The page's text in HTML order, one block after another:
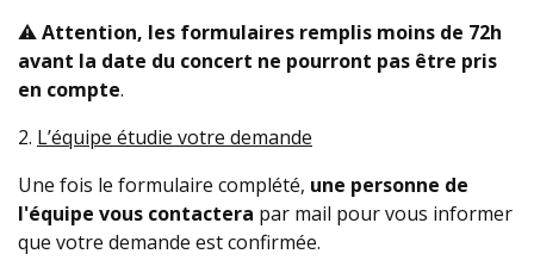
⚠️​Attention, les formulaires remplis moins de 72h
avant la date du concert ne pourront pas être pris
en compte.
2. L’équipe étudie votre demande
Une fois le formulaire complété, une personne de
l'équipe vous contactera par mail pour vous informer
que votre demande est confirmée.